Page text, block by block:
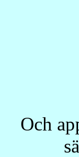
Och